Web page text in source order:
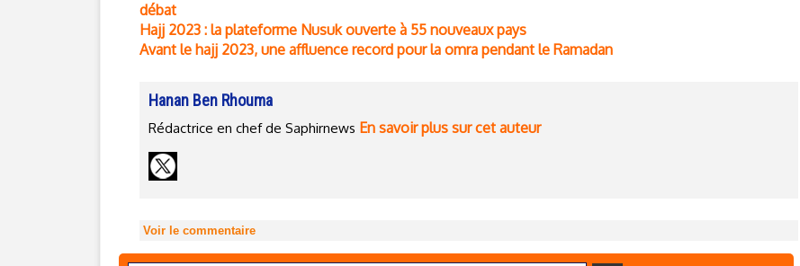
débat
Hajj 2023 : la plateforme Nusuk ouverte à 55 nouveaux pays
Avant le hajj 2023, une affluence record pour la omra pendant le Ramadan
Hanan Ben Rhouma
Rédactrice en chef de Saphirnews En savoir plus sur cet auteur
Voir le commentaire